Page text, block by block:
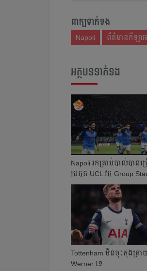
ពាក្យទាក់ទង
Napoli ព័ត៌មានកីឡាអ
អត្ថបទទាក់ទង
Napoli រក​គ្រាប់​បាល់​បាន​ច្រ
ប្រកួត​ UCL វគ្គ​ Group
Tottenham មិន​ចុះ​កុង​ត្រា​
Werner ទេ​​